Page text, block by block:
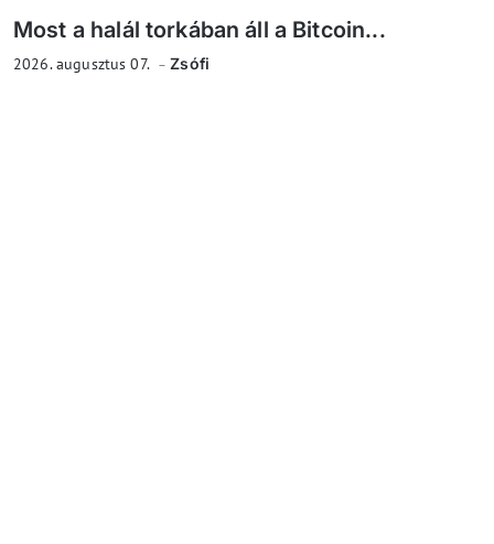
Most a halál torkában áll a Bitcoin...
2026. augusztus 07. Zsófi